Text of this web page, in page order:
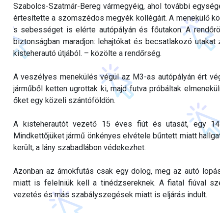
Szabolcs-Szatmár-Bereg vármegyéig, ahol további
értesítette a szomszédos megyék kollégáit. A menekülő
s sebességet is elérte autópályán és főutakon. A
biztonságban maradjon: lehajtókat és becsatlakozó
kisteherautó útjából. – közölte a rendőrség.
A veszélyes menekülés végül az M3-as autópályán ért
járműből ketten ugrottak ki, majd futva próbáltak
őket egy közeli szántóföldön.
A kisteherautót vezető 15 éves fiút és utasát, egy 14
Mindkettőjüket jármű önkényes elvétele bűntett miatt
került, a lány szabadlábon védekezhet.
Azonban az ámokfutás csak egy dolog, meg az autó
miatt is felelniük kell a tinédzsereknek. A fiatal fiúval
vezetés és más szabályszegések miatt is eljárás indult.